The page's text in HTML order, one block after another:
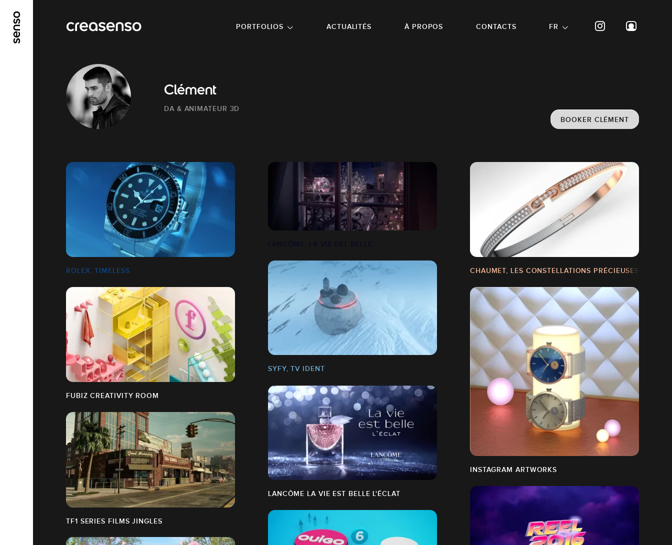
PORTFOLIOS
ACTUALITÉS À PROPOS CONTACTS FR
Clément
DA & ANIMATEUR 3D
BOOKER CLÉMENT
ROLEX, TIMELESS CHAUMET, LES CONSTELLATIONS PRÉCIEUSES
SYFY, TV IDENT
FUBIZ CREATIVITY ROOM
INSTAGRAM ARTWORKS
LANCÔME LA VIE EST BELLE L'ÉCLAT
TF1 SERIES FILMS JINGLES